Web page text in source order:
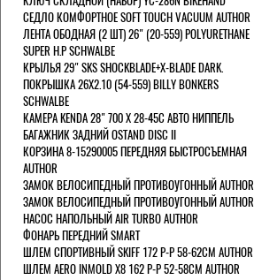
СЕДЛО КОМФОРТНОЕ SOFT TOUCH VACUUM AUTHOR
ЛЕНТА ОБОДНАЯ (2 ШТ) 26" (20-559) POLYURETHANE
SUPER H.P SCHWALBE
КРЫЛЬЯ 29" SKS SHOCKBLADE+X-BLADE DARK.
ПОКРЫШКА 26X2.10 (54-559) BILLY BONKERS
SCHWALBE
КАМЕРА KENDA 28" 700 Х 28-45С АВТО НИППЕЛЬ
БАГАЖНИК ЗАДНИЙ OSTAND DISC II
КОРЗИНА 8-15290005 ПЕРЕДНЯЯ БЫСТРОСЪЕМНАЯ
AUTHOR
ЗАМОК ВЕЛОСИПЕДНЫЙ ПРОТИВОУГОННЫЙ AUTHOR
ЗАМОК ВЕЛОСИПЕДНЫЙ ПРОТИВОУГОННЫЙ AUTHOR
НАСОС НАПОЛЬНЫЙ AIR TURBO AUTHOR
ФОНАРЬ ПЕРЕДНИЙ SMART
ШЛЕМ СПОРТИВНЫЙ SKIFF 172 Р-Р 58-62СМ AUTHOR
ШЛЕМ AERO INMOLD X8 162 Р-Р 52-58СМ AUTHOR